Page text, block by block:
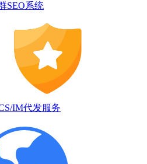
SEO系统
IM代发服务